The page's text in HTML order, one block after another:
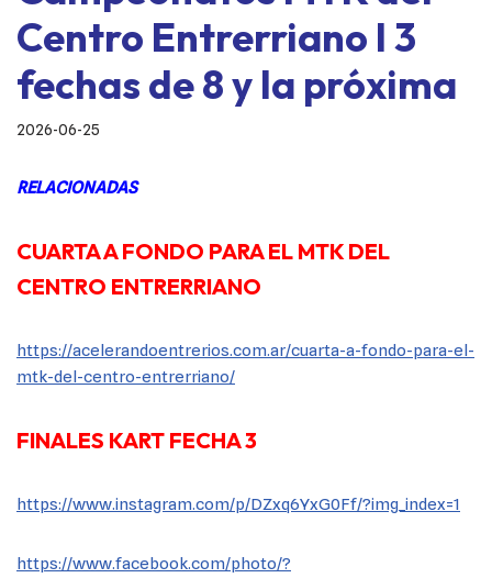
Centro Entrerriano I 3
fechas de 8 y la próxima
2026-06-25
RELACIONADAS
CUARTA A FONDO PARA EL MTK DEL
CENTRO ENTRERRIANO
https://acelerandoentrerios.com.ar/cuarta-a-fondo-para-el-
mtk-del-centro-entrerriano/
FINALES KART FECHA 3
https://www.instagram.com/p/DZxq6YxG0Ff/?img_index=1
https://www.facebook.com/photo/?